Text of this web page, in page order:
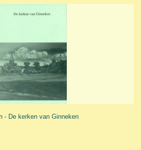
- De kerken van Ginneken